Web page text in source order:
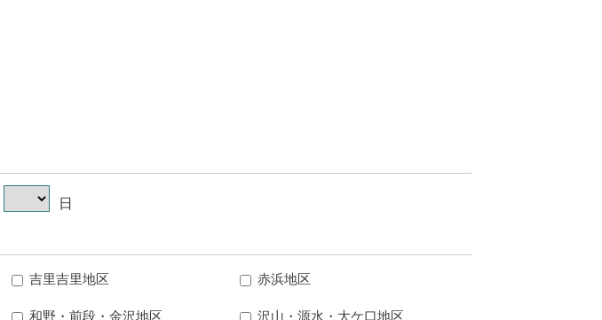
日
吉里吉里地区 赤浜地区
和野・前段・金沢地区 沢山・源水・大ケ口地区